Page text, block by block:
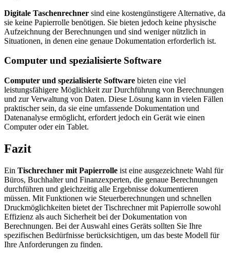
Digitale Taschenrechner sind eine kostengünstigere Alternative, da
sie keine Papierrolle benötigen. Sie bieten jedoch keine physische
Aufzeichnung der Berechnungen und sind weniger nützlich in
Situationen, in denen eine genaue Dokumentation erforderlich ist.
Computer und spezialisierte Software
Computer und spezialisierte Software bieten eine viel
leistungsfähigere Möglichkeit zur Durchführung von Berechnungen
und zur Verwaltung von Daten. Diese Lösung kann in vielen Fällen
praktischer sein, da sie eine umfassende Dokumentation und
Datenanalyse ermöglicht, erfordert jedoch ein Gerät wie einen
Computer oder ein Tablet.
Fazit
Ein Tischrechner mit Papierrolle ist eine ausgezeichnete Wahl für
Büros, Buchhalter und Finanzexperten, die genaue Berechnungen
durchführen und gleichzeitig alle Ergebnisse dokumentieren
müssen. Mit Funktionen wie Steuerberechnungen und schnellen
Druckmöglichkeiten bietet der Tischrechner mit Papierrolle sowohl
Effizienz als auch Sicherheit bei der Dokumentation von
Berechnungen. Bei der Auswahl eines Geräts sollten Sie Ihre
spezifischen Bedürfnisse berücksichtigen, um das beste Modell für
Ihre Anforderungen zu finden.